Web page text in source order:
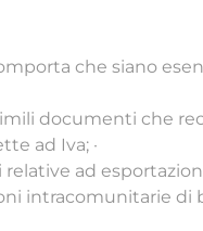
che siano
documenti che
ad Iva; ·
ad
intracomunitarie di